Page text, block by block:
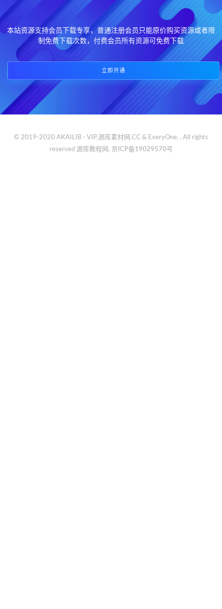
本站资源支持会员下载专享，普通注册会员只能原价购买资源或者限
制免费下载次数，付费会员所有资源可免费下载
立即开通
© 2019-2020 AKAILIB - VIP.源库素材网.CC & EveryOne. . All rights
reserved 源库教程网. 京ICP备19029570号